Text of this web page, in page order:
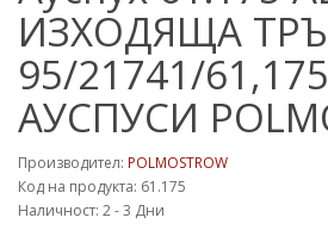
ИЗХОДЯЩА
95/21741/
АУСПУСИ
Производител: POLMOSTROW
Код на продукта: 61.175
Наличност: 2 - 3 Дни